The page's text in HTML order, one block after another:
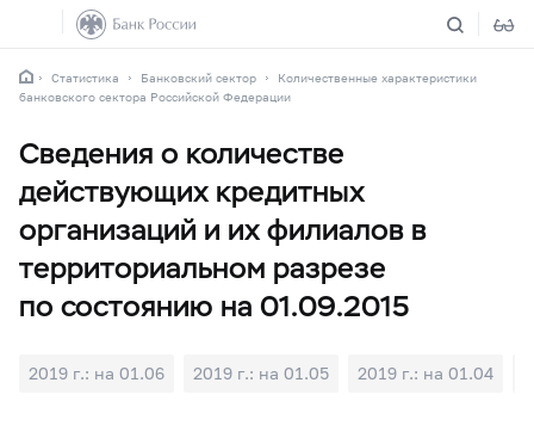
Статистика Банковский сектор
Количественные характеристики
банковского сектора Российской Федерации
Сведения о количестве
действующих кредитных
организаций и их филиалов в
территориальном разрезе
по состоянию на 01.09.2015
2019 г.: на 01.06 2019 г.: на 01.05 2019 г.: на 01.04